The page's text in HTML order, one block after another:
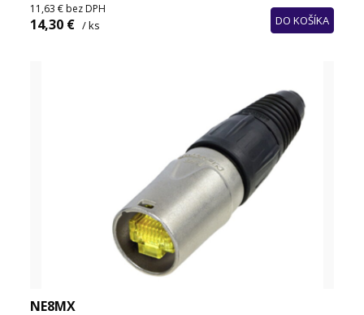
11,63 € bez DPH
14,30 € / ks DO KOŠÍKA
NE8MX